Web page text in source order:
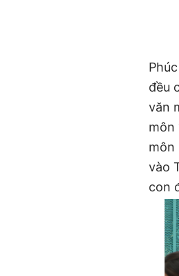
đều
văn
môn
môn
vào
con